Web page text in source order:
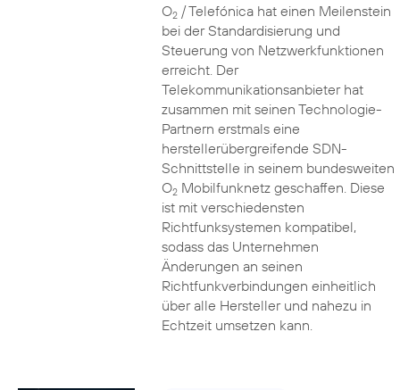
O2/ Telefónica hat einen Meilenstein
bei der Standardisierung und
Steuerung von Netzwerkfunktionen
erreicht. Der
Telekommunikationsanbieter hat
zusammen mit seinen Technologie-
Partnern erstmals eine
herstellerübergreifende SDN-
Schnittstelle in seinem bundesweiten
O2Mobilfunknetz geschaffen. Diese
ist mit verschiedensten
Richtfunksystemen kompatibel,
sodass das Unternehmen
Änderungen an seinen
Richtfunkverbindungen einheitlich
über alle Hersteller und nahezu in
Echtzeit umsetzen kann.